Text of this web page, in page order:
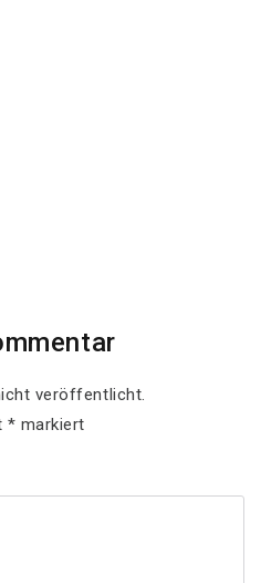
veröffentlicht.
* markiert